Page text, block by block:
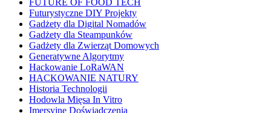
FUTURE OF FOOD TECH
Futurystyczne DIY Projekty
Gadżety dla Digital Nomadów
Gadżety dla Steampunków
Gadżety dla Zwierząt Domowych
Generatywne Algorytmy
Hackowanie LoRaWAN
HACKOWANIE NATURY
Historia Technologii
Hodowla Mięsa In Vitro
Imersyjne Doświadczenia